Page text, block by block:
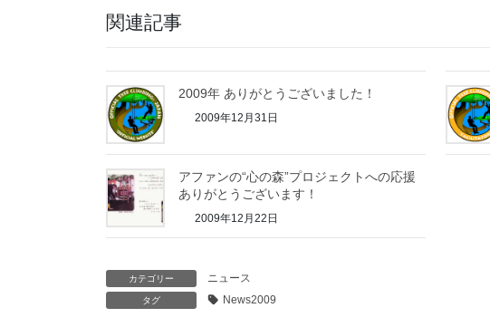
関連記事
2009年 ありがとうございました！
2009年12月31日
アファンの“心の森”プロジェクトへの応援
ありがとうございます！
2009年12月22日
カテゴリー ニュース
タグ News2009